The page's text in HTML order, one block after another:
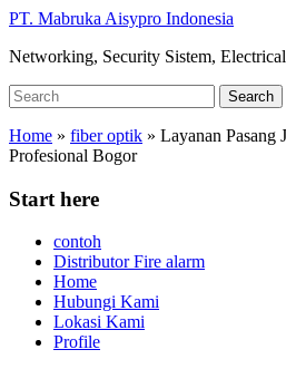
Skip
main
PT. Mabruka Aisypro Indonesia
Networking, Security Sistem,
Search
for:
Search
Home » fiber optik » Layanan Pasang
Profesional Bogor
Start here
contoh
Distributor Fire alarm
Home
Hubungi Kami
Lokasi Kami
Profile